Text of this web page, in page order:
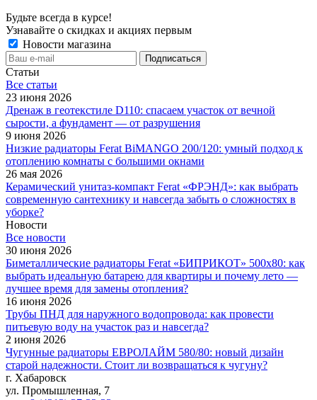
Будьте всегда в курсе!
Узнавайте о скидках и акциях первым
Новости магазина
Статьи
Все cтатьи
23 июня 2026
Дренаж в геотекстиле D110: спасаем участок от вечной
сырости, а фундамент — от разрушения
9 июня 2026
Низкие радиаторы Ferat BiMANGO 200/120: умный подход к
отоплению комнаты с большими окнами
26 мая 2026
Керамический унитаз-компакт Ferat «ФРЭНД»: как выбрать
современную сантехнику и навсегда забыть о сложностях в
уборке?
Новости
Все новости
30 июня 2026
Биметаллические радиаторы Ferat «БИПРИКОТ» 500x80: как
выбрать идеальную батарею для квартиры и почему лето —
лучшее время для замены отопления?
16 июня 2026
Трубы ПНД для наружного водопровода: как провести
питьевую воду на участок раз и навсегда?
2 июня 2026
Чугунные радиаторы ЕВРОЛАЙМ 580/80: новый дизайн
старой надежности. Стоит ли возвращаться к чугуну?
г. Хабаровск
ул. Промышленная, 7